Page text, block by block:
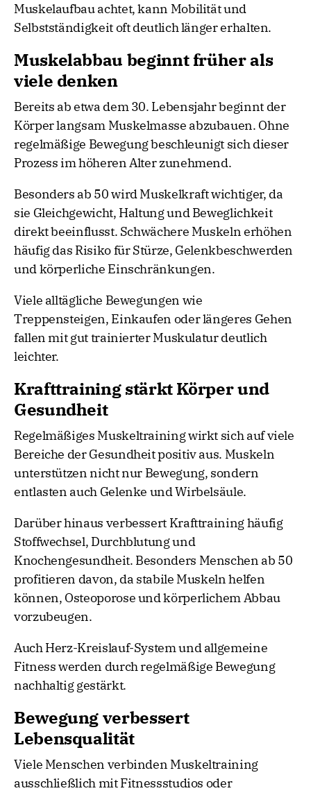
Muskelaufbau achtet, kann Mobilität und
Selbstständigkeit oft deutlich länger erhalten.
Muskelabbau beginnt früher als
viele denken
Bereits ab etwa dem 30. Lebensjahr beginnt der
Körper langsam Muskelmasse abzubauen. Ohne
regelmäßige Bewegung beschleunigt sich dieser
Prozess im höheren Alter zunehmend.
Besonders ab 50 wird Muskelkraft wichtiger, da
sie Gleichgewicht, Haltung und Beweglichkeit
direkt beeinflusst. Schwächere Muskeln erhöhen
häufig das Risiko für Stürze, Gelenkbeschwerden
und körperliche Einschränkungen.
Viele alltägliche Bewegungen wie
Treppensteigen, Einkaufen oder längeres Gehen
fallen mit gut trainierter Muskulatur deutlich
leichter.
Krafttraining stärkt Körper und
Gesundheit
Regelmäßiges Muskeltraining wirkt sich auf viele
Bereiche der Gesundheit positiv aus. Muskeln
unterstützen nicht nur Bewegung, sondern
entlasten auch Gelenke und Wirbelsäule.
Darüber hinaus verbessert Krafttraining häufig
Stoffwechsel, Durchblutung und
Knochengesundheit. Besonders Menschen ab 50
profitieren davon, da stabile Muskeln helfen
können, Osteoporose und körperlichem Abbau
vorzubeugen.
Auch Herz-Kreislauf-System und allgemeine
Fitness werden durch regelmäßige Bewegung
nachhaltig gestärkt.
Bewegung verbessert
Lebensqualität
Viele Menschen verbinden Muskeltraining
ausschließlich mit Fitnessstudios oder